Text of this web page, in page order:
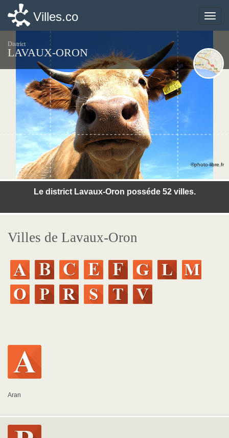
Toggle
Villes.co
District
LAVAUX-ORON
Le district Lavaux-Oron posséde 52 villes.
©photo-libre.fr
Villes de Lavaux-Oron
Aran
Toggle
Villes.co